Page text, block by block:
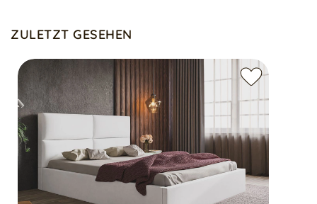
ZULETZT GESEHEN